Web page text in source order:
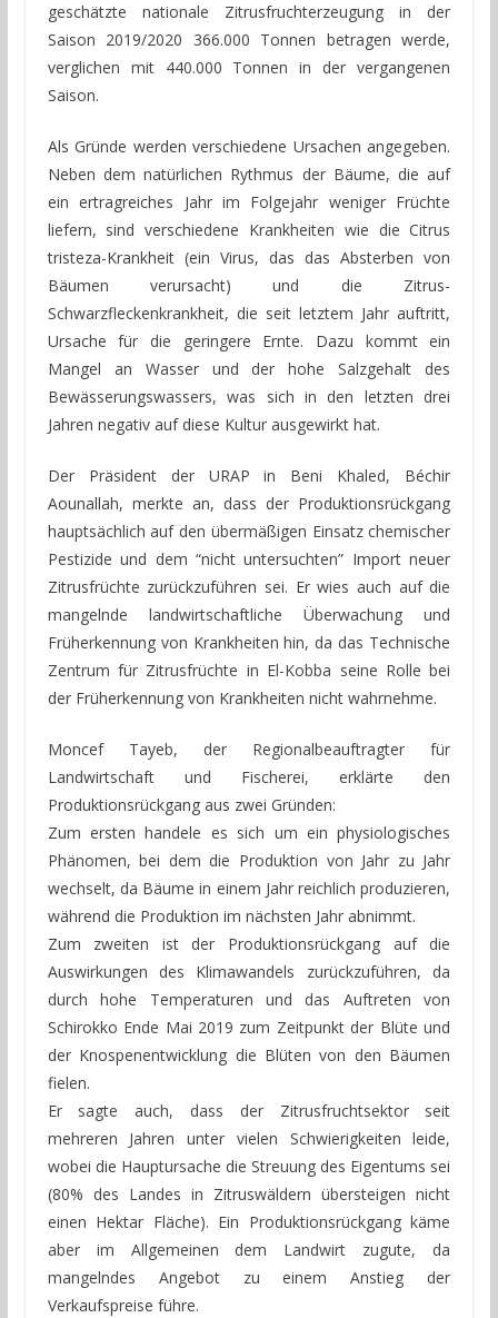
geschätzte nationale Zitrusfruchterzeugung in der
Saison 2019/2020 366.000 Tonnen betragen werde,
verglichen mit 440.000 Tonnen in der vergangenen
Saison.
Als Gründe werden verschiedene Ursachen angegeben.
Neben dem natürlichen Rythmus der Bäume, die auf
ein ertragreiches Jahr im Folgejahr weniger Früchte
liefern, sind verschiedene Krankheiten wie die Citrus
tristeza-Krankheit (ein Virus, das das Absterben von
Bäumen verursacht) und die Zitrus-
Schwarzfleckenkrankheit, die seit letztem Jahr auftritt,
Ursache für die geringere Ernte. Dazu kommt ein
Mangel an Wasser und der hohe Salzgehalt des
Bewässerungswassers, was sich in den letzten drei
Jahren negativ auf diese Kultur ausgewirkt hat.
Der Präsident der URAP in Beni Khaled, Béchir
Aounallah, merkte an, dass der Produktionsrückgang
hauptsächlich auf den übermäßigen Einsatz chemischer
Pestizide und dem “nicht untersuchten” Import neuer
Zitrusfrüchte zurückzuführen sei. Er wies auch auf die
mangelnde landwirtschaftliche Überwachung und
Früherkennung von Krankheiten hin, da das Technische
Zentrum für Zitrusfrüchte in El-Kobba seine Rolle bei
der Früherkennung von Krankheiten nicht wahrnehme.
Moncef Tayeb, der Regionalbeauftragter für
Landwirtschaft und Fischerei, erklärte den
Produktionsrückgang aus zwei Gründen:
Zum ersten handele es sich um ein physiologisches
Phänomen, bei dem die Produktion von Jahr zu Jahr
wechselt, da Bäume in einem Jahr reichlich produzieren,
während die Produktion im nächsten Jahr abnimmt.
Zum zweiten ist der Produktionsrückgang auf die
Auswirkungen des Klimawandels zurückzuführen, da
durch hohe Temperaturen und das Auftreten von
Schirokko Ende Mai 2019 zum Zeitpunkt der Blüte und
der Knospenentwicklung die Blüten von den Bäumen
fielen.
Er sagte auch, dass der Zitrusfruchtsektor seit
mehreren Jahren unter vielen Schwierigkeiten leide,
wobei die Hauptursache die Streuung des Eigentums sei
(80% des Landes in Zitruswäldern übersteigen nicht
einen Hektar Fläche). Ein Produktionsrückgang käme
aber im Allgemeinen dem Landwirt zugute, da
mangelndes Angebot zu einem Anstieg der
Verkaufspreise führe.